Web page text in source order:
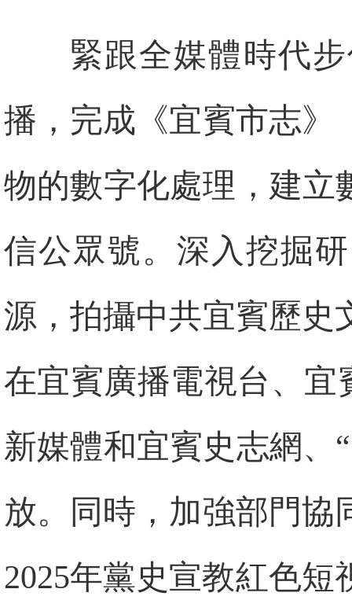
緊跟全媒體時代
播，完成《宜賓市志》
物的數字化處理，建立
信公眾號。深入挖掘
源，拍攝中共宜賓歷史
在宜賓廣播電視台、宜
新媒體和宜賓史志網、
放。同時，加強部門協
2025年黨史宣教紅色